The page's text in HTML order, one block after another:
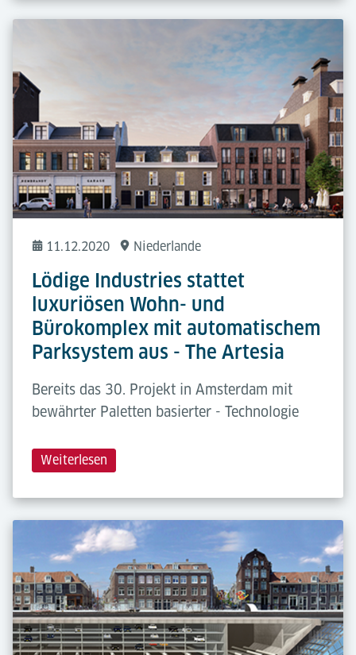
11.12.2020 Niederlande
Lödige Industries stattet
luxuriösen Wohn- und
Bürokomplex mit automatischem
Parksystem aus - The Artesia
Bereits das 30. Projekt in Amsterdam mit
bewährter Paletten basierter - Technologie
Weiterlesen